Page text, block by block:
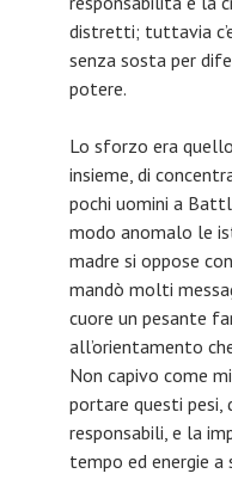
distretti; tuttavia
senza sosta per
potere.
Lo sforzo era
insieme, di
pochi uomini a
modo anomalo le
madre si oppose
mandò molti
cuore un pesante
all’orientamento
Non capivo come
portare questi
responsabili, e la
tempo ed energie a